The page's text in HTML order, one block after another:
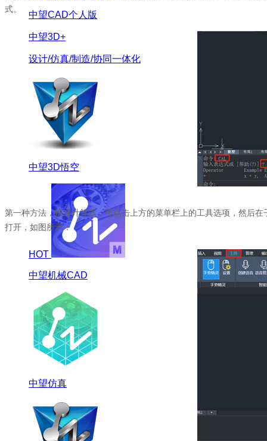
中望CAD个人版
中望3D+
设计/仿真/制造/协同一体化
中望3D悟空
HOT
中望机械CAD
中望仿真
式。
第一种方法，快速计算器，可点击上方的菜单栏上的工具选项，然后
打开，如图所示：